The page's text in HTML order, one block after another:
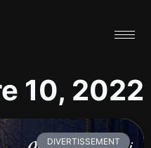
10, 2022
DIVERTISSEMENT